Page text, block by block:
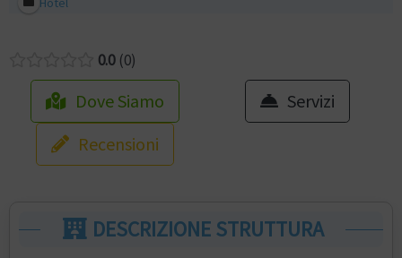
0.0 0
Dove Siamo
Servizi
Recensioni
DESCRIZIONE STRUTTURA